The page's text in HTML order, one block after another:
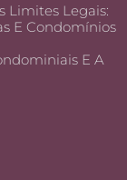
Limites Legais:
E Condomínios
E A